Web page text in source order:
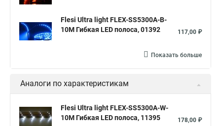
Flesi Ultra light FLEX-SS5300A-B-
10M Гибкая LED полоса, 01392
117,00 ₽
Показать больше
Аналоги по характеристикам
Flesi Ultra light FLEX-SS5300A-W-
10M Гибкая LED полоса, 11395
178,00 ₽